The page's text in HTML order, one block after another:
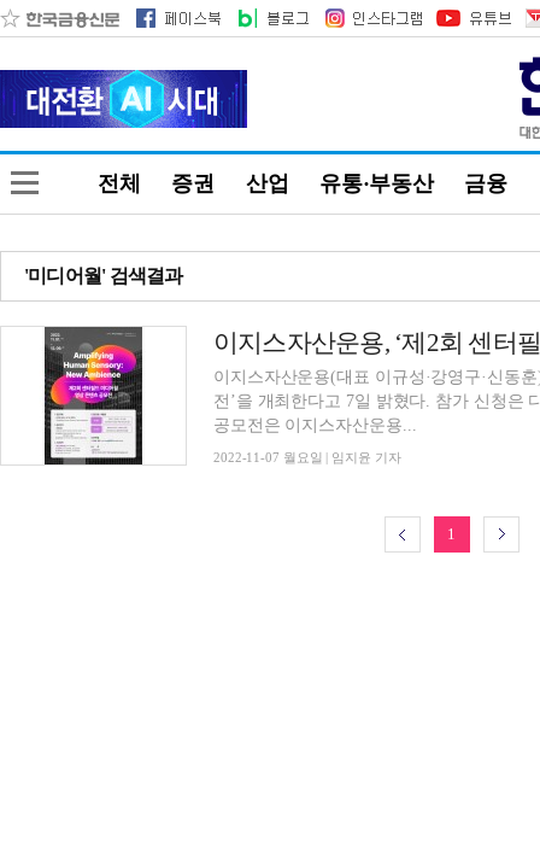
전체 증권 산업 유통·부동산 금융
'미디어월' 검색결과
이지스자산운용, ‘제2회 센터
이지스자산운용(대표 이규성·강영구·신동
전’을 개최한다고 7일 밝혔다. 참가 신청은
공모전은 이지스자산운용...
2022-11-07 월요일 | 임지윤 기자
1